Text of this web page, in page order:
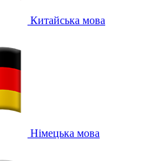
Китайська мова
Німецька мова